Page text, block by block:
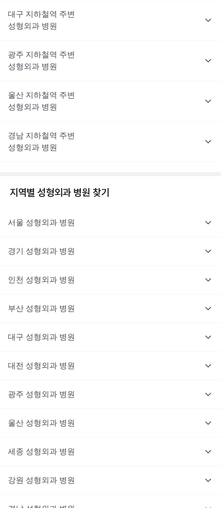
대구 지하철역 주변
성형외과 병원
광주 지하철역 주변
성형외과 병원
울산 지하철역 주변
성형외과 병원
경남 지하철역 주변
성형외과 병원
지역별 성형외과 병원 찾기
서울 성형외과 병원
경기 성형외과 병원
인천 성형외과 병원
부산 성형외과 병원
대구 성형외과 병원
대전 성형외과 병원
광주 성형외과 병원
울산 성형외과 병원
세종 성형외과 병원
강원 성형외과 병원